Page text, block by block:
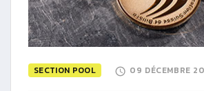
SECTION POOL 09 DÉCEMBRE